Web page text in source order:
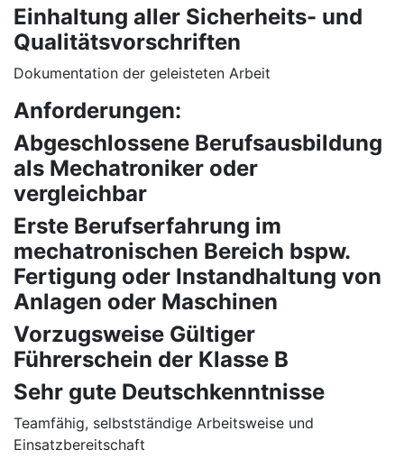
Einhaltung aller Sicherheits- und
Qualitätsvorschriften
Dokumentation der geleisteten Arbeit
Anforderungen:
Abgeschlossene Berufsausbildung
als Mechatroniker oder
vergleichbar
Erste Berufserfahrung im
mechatronischen Bereich bspw.
Fertigung oder Instandhaltung von
Anlagen oder Maschinen
Vorzugsweise Gültiger
Führerschein der Klasse B
Sehr gute Deutschkenntnisse
Teamfähig, selbstständige Arbeitsweise und
Einsatzbereitschaft